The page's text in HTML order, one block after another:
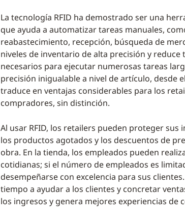
La tecnología RFID ha demostrado ser una
que ayuda a automatizar tareas manuales,
reabastecimiento, recepción, búsqueda de
niveles de inventario de alta precisión y
necesarios para ejecutar numerosas tareas
precisión inigualable a nivel de artículo, desde
traduce en ventajas considerables para los
compradores, sin distinción.
Al usar RFID, los retailers pueden proteger
los productos agotados y los descuentos de
obra. En la tienda, los empleados pueden
cotidianas; si el número de empleados es
desempeñarse con excelencia para sus
tiempo a ayudar a los clientes y concretar
los ingresos y genera mejores experiencias de